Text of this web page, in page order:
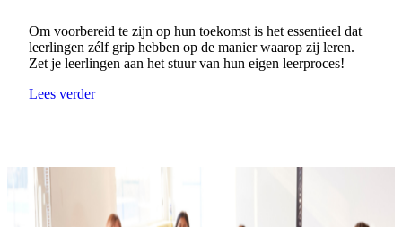
Om voorbereid te zijn op hun toekomst is het essentieel dat
leerlingen zélf grip hebben op de manier waarop zij leren.
Zet je leerlingen aan het stuur van hun eigen leerproces!
Lees verder